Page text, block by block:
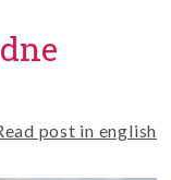
post in english